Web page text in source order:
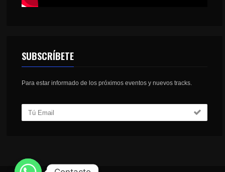
SUBSCRÍBETE
Para estar informado de los próximos eventos y nuevos tracks.